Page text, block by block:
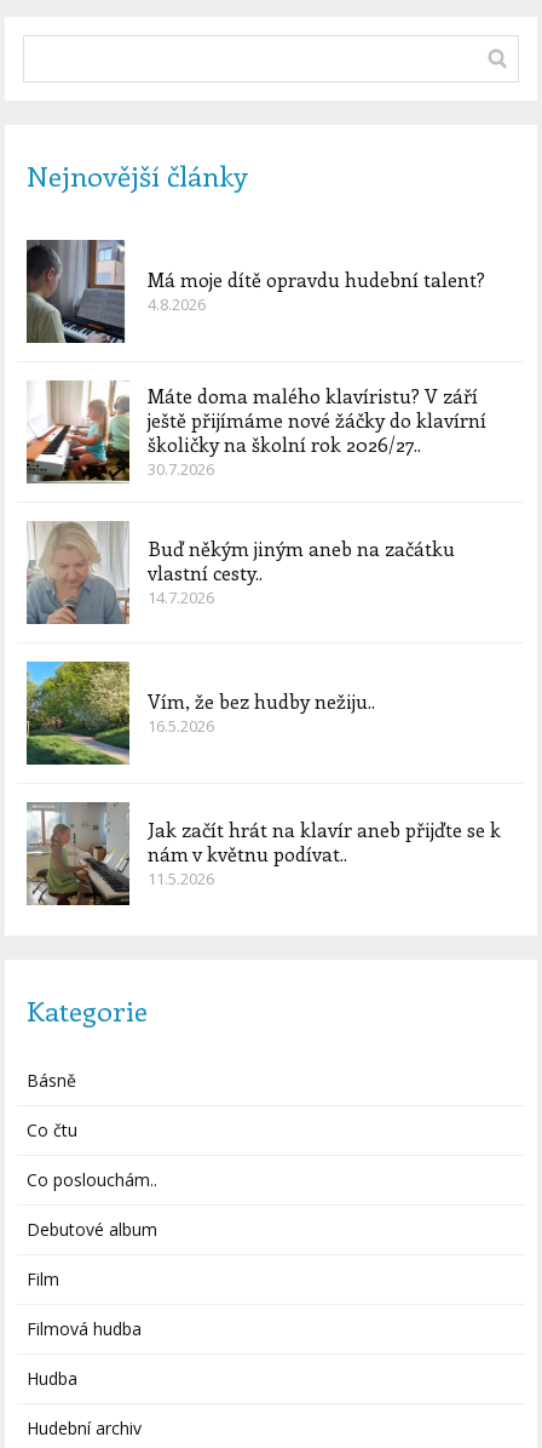
Nejnovější články
Má moje dítě opravdu hudební talent?
4.8.2026
Máte doma malého klavíristu? V září
ještě přijímáme nové žáčky do klavírní
školičky na školní rok 2026/27..
30.7.2026
Buď někým jiným aneb na začátku
vlastní cesty..
14.7.2026
Vím, že bez hudby nežiju..
16.5.2026
Jak začít hrát na klavír aneb přijďte se k
nám v květnu podívat..
11.5.2026
Kategorie
Básně
Co čtu
Co poslouchám..
Debutové album
Film
Filmová hudba
Hudba
Hudební archiv